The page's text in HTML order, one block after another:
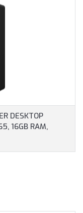
SZÁMÍTÓGÉP, 3
DESKTOP
16GB RAM,
RENDSZER
3 ÉV HELYSZÍNI